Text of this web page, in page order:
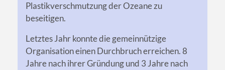
Plastikverschmutzung der Ozeane zu
beseitigen.
Letztes Jahr konnte die gemeinnützige
Organisation einen Durchbruch erreichen. 8
Jahre nach ihrer Gründung und 3 Jahre nach